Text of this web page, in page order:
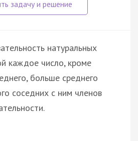
натуральных
каждое число, кроме
больше среднего
соседних с ним членов